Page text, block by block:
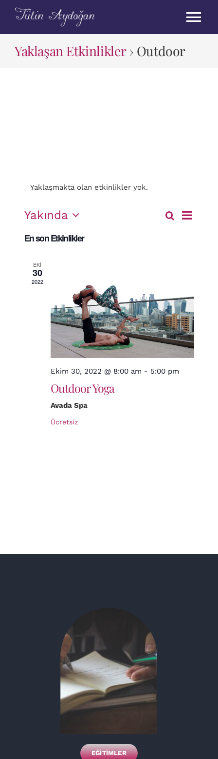
Anasayfa
Danışmanlık
İletişim
Yaklaşan Etkinlikler› Outdoor
Yaklaşmakta olan etkinlikler yok.
ve
Ara Liste
Yakında
seç.
En son Etkinlikler
EKI
30
2022
Ekim 30, 2022 @ 8:00 am - 5:00 pm
Outdoor Yoga
Avada Spa
Ücretsiz
EĞITIMLER